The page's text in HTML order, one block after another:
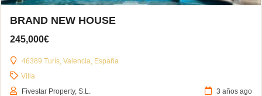
BRAND NEW HOUSE
245,000€
46389 Turís, Valencia, España
Villa
Fivestar Property, S.L.
3 años ago